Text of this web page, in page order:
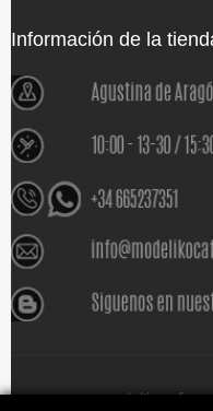
Información de la